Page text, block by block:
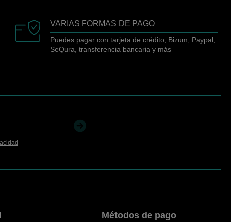
VARIAS FORMAS DE PAGO
Puedes pagar con tarjeta de crédito, Bizum, Paypal,
SeQura, transferencia bancaria y más
Métodos de pago